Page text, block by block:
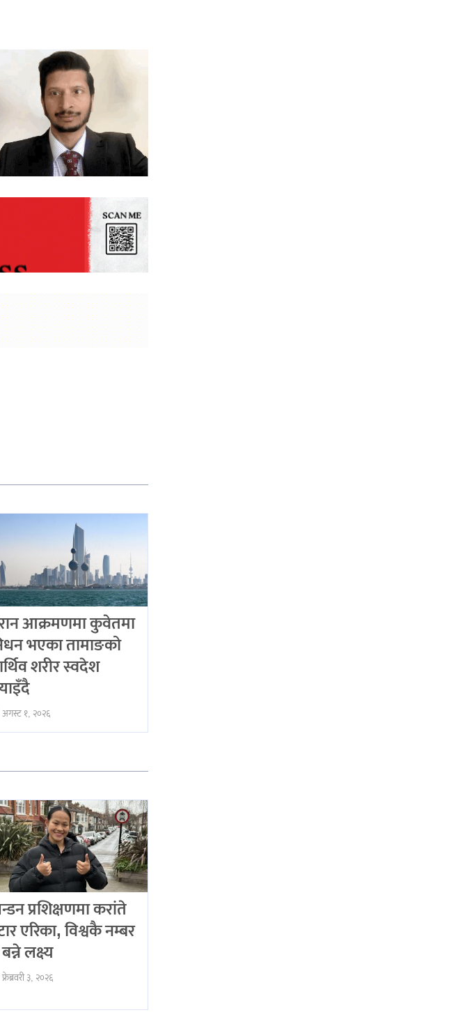
आक्रमणमा कुवेतमा
भएका तामाङको
शरीर स्वदेश
अगस्ट १, २०२६
प्रशिक्षणमा करांते
एरिका, विश्वकै नम्बर
लक्ष्य
फ्रेब्रवरी ३, २०२६